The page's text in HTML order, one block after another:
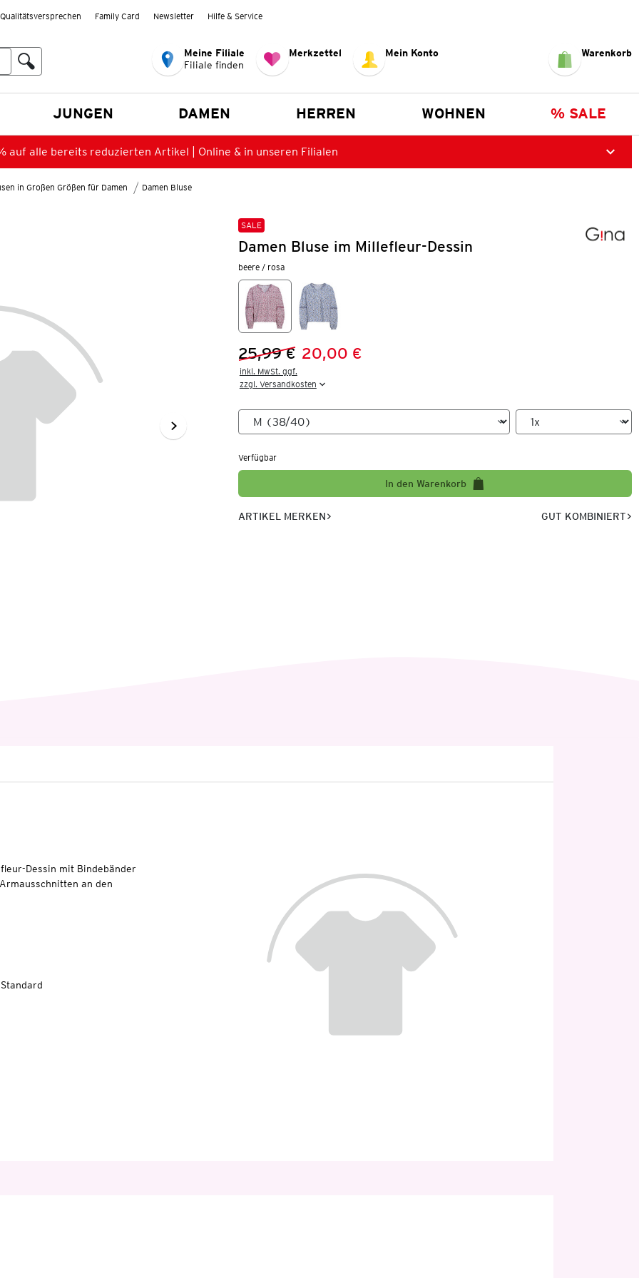
Qualitätsversprechen Family Card Newsletter Hilfe & Service
Meine Filiale
Filiale finden
Merkzettel Mein Konto Warenkorb
JUNGEN DAMEN HERREN WOHNEN % SALE
auf alle bereits reduzierten Artikel | Online & in unseren Filialen
in Großen Größen für Damen Damen Bluse
SALE
Damen Bluse im Millefleur-Dessin
beere / rosa
Vorheriger Preis:
25,99 €
Neuer Preis:20,00 €
inkl. MwSt. ggf.
zzgl. Versandkosten
Verfügbar
In den Warenkorb
ARTIKEL MERKEN GUT KOMBINIERT
Dessin mit Bindebänder
an den